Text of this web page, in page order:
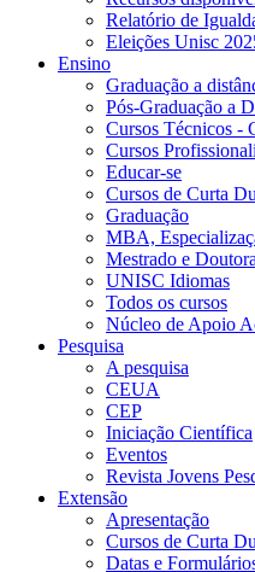
Relatório de
Eleições Unisc
Ensino
Graduação a
Pós-Graduação a
Cursos Técnicos -
Cursos
Educar-se
Cursos de Curta
Graduação
MBA,
Mestrado e
UNISC Idiomas
Todos os cursos
Núcleo de Apoio
Pesquisa
A pesquisa
CEUA
CEP
Iniciação Científica
Eventos
Revista Jovens
Extensão
Apresentação
Cursos de Curta
Datas e